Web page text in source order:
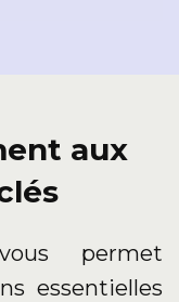
aux
permet
essentielles